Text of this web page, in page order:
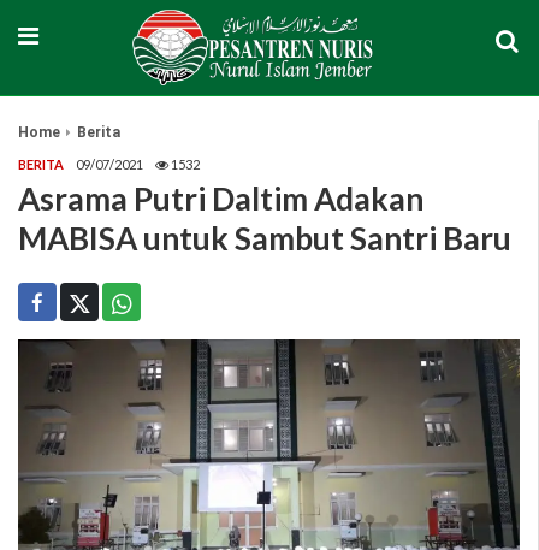
Home Berita
BERITA 09/07/2021 1532
Asrama Putri Daltim Adakan
MABISA untuk Sambut Santri Baru